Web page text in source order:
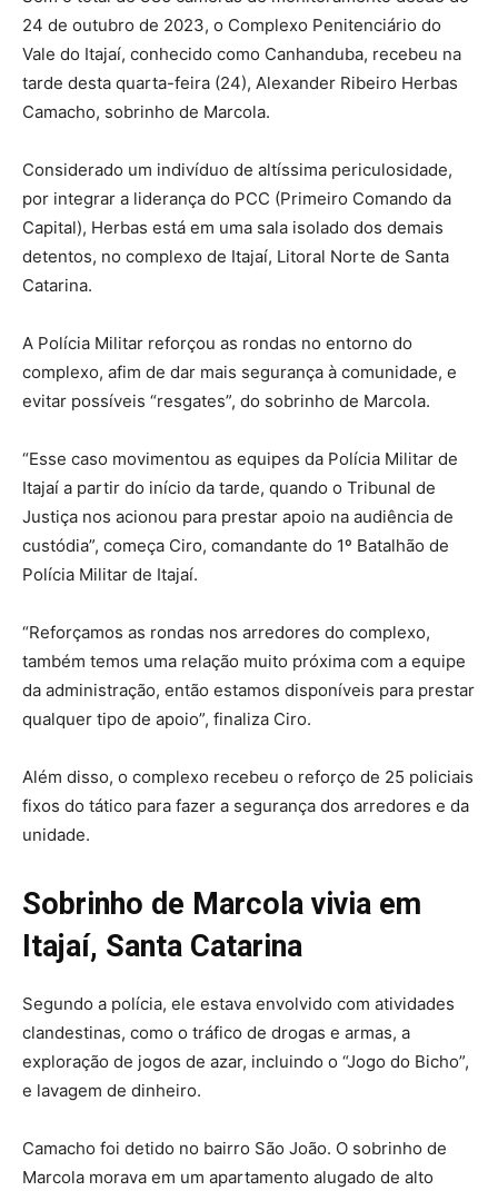
24 de outubro de 2023, o Complexo Penitenciário do
Vale do Itajaí, conhecido como Canhanduba, recebeu na
tarde desta quarta-feira (24), Alexander Ribeiro Herbas
Camacho, sobrinho de Marcola.
Considerado um indivíduo de altíssima periculosidade,
por integrar a liderança do PCC (Primeiro Comando da
Capital), Herbas está em uma sala isolado dos demais
detentos, no complexo de Itajaí, Litoral Norte de Santa
Catarina.
A Polícia Militar reforçou as rondas no entorno do
complexo, afim de dar mais segurança à comunidade, e
evitar possíveis “resgates”, do sobrinho de Marcola.
“Esse caso movimentou as equipes da Polícia Militar de
Itajaí a partir do início da tarde, quando o Tribunal de
Justiça nos acionou para prestar apoio na audiência de
custódia”, começa Ciro, comandante do 1º Batalhão de
Polícia Militar de Itajaí.
“Reforçamos as rondas nos arredores do complexo,
também temos uma relação muito próxima com a equipe
da administração, então estamos disponíveis para prestar
qualquer tipo de apoio”, finaliza Ciro.
Além disso, o complexo recebeu o reforço de 25 policiais
fixos do tático para fazer a segurança dos arredores e da
unidade.
Sobrinho de Marcola vivia em
Itajaí, Santa Catarina
Segundo a polícia, ele estava envolvido com atividades
clandestinas, como o tráfico de drogas e armas, a
exploração de jogos de azar, incluindo o “Jogo do Bicho”,
e lavagem de dinheiro.
Camacho foi detido no bairro São João. O sobrinho de
Marcola morava em um apartamento alugado de alto